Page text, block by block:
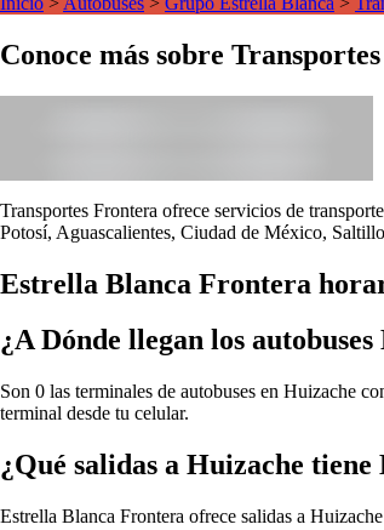
Conoce más sobre
Transportes Frontera ofrece servicios de
Potosí, Aguascalientes, Ciudad de México,
Estrella Blanca Frontera
¿A Dónde llegan los
Son 0 las terminales de autobuses en Huizache
terminal desde tu celular.
¿Qué salidas a Huizache
Estrella Blanca Frontera ofrece salidas a